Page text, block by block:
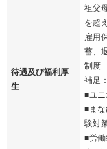
待遇及び福利厚
生
祖父
を超
雇用
蓄、
制度
補足
■ユ
■ま
験対
■労